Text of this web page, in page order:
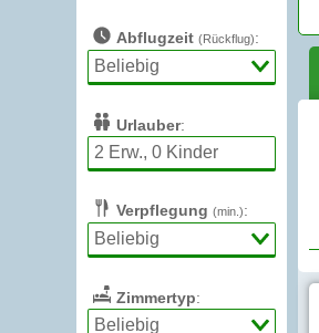
Abflugzeit (Rückflug):
Urlauber:
Verpflegung (min.):
Zimmertyp: